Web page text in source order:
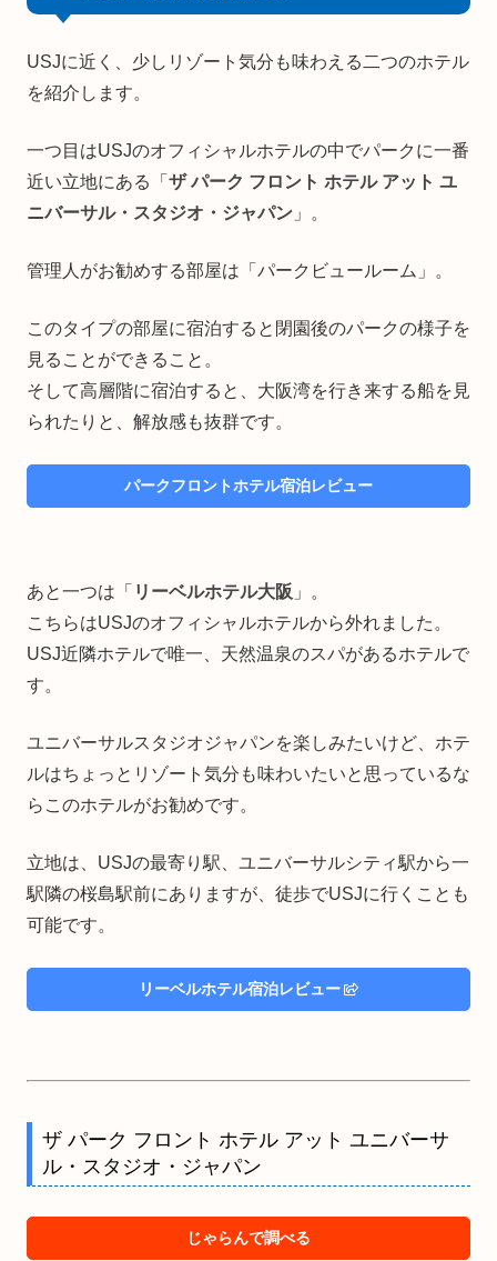
USJに近く、少しリゾート気分も味わえる二つのホテル
を紹介します。
一つ目はUSJのオフィシャルホテルの中でパークに一番
近い立地にある「 ザ パーク フロント ホテル アット ユ
ニバーサル・スタジオ・ジャパン 」。
管理人がお勧めする部屋は「パークビュールーム」。
このタイプの部屋に宿泊すると閉園後のパークの様子を
見ることができること。
そして高層階に宿泊すると、大阪湾を行き来する船を見
られたりと、解放感も抜群です。
パークフロントホテル宿泊レビュー
あと一つは「 リーベルホテル大阪 」。
こちらはUSJのオフィシャルホテルから外れました。
USJ近隣ホテルで唯一、天然温泉のスパがあるホテルで
す。
ユニバーサルスタジオジャパンを楽しみたいけど、ホテ
ルはちょっとリゾート気分も味わいたいと思っているな
らこのホテルがお勧めです。
立地は、USJの最寄り駅、ユニバーサルシティ駅から一
駅隣の桜島駅前にありますが、徒歩でUSJに行くことも
可能です。
リーベルホテル宿泊レビュー
ザ パーク フロント ホテル アット ユニバーサ
ル・スタジオ・ジャパン
じゃらんで調べる